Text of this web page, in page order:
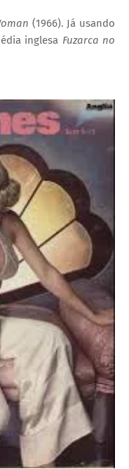
(1966). Já usando
inglesa Fuzarca no